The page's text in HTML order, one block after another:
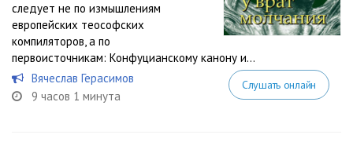
следует не по измышлениям
европейских теософских
компиляторов, а по
первоисточникам: Конфуцианскому канону и...
Вячеслав Герасимов
9 часов 1 минута
Слушать онлайн